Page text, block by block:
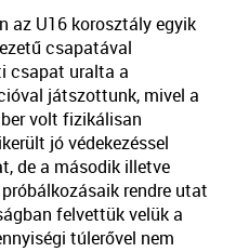
az U16 korosztály egyik
csapatával
csapat uralta a
játszottunk, mivel a
volt fizikálisan
jó védekezéssel
de a második illetve
rendre utat
felvettük velük a
túlerővel nem